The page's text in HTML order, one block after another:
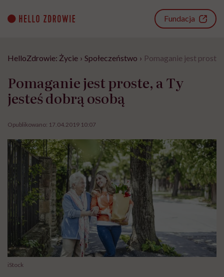
content
Fundacja
HelloZdrowie: Życie › Społeczeństwo › Pomaganie jest
Pomaganie jest proste, a Ty
jesteś dobrą osobą
Opublikowano: 17.04.2019 10:07
iStock